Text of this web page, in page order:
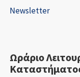
Newsletter
Ωράριο